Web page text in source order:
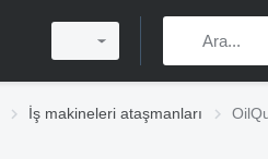
İş makineleri ataşmanları